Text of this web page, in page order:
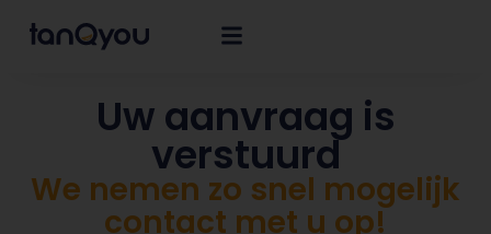
Uw aanvraag is
verstuurd
We nemen zo snel mogelijk
contact met u op!